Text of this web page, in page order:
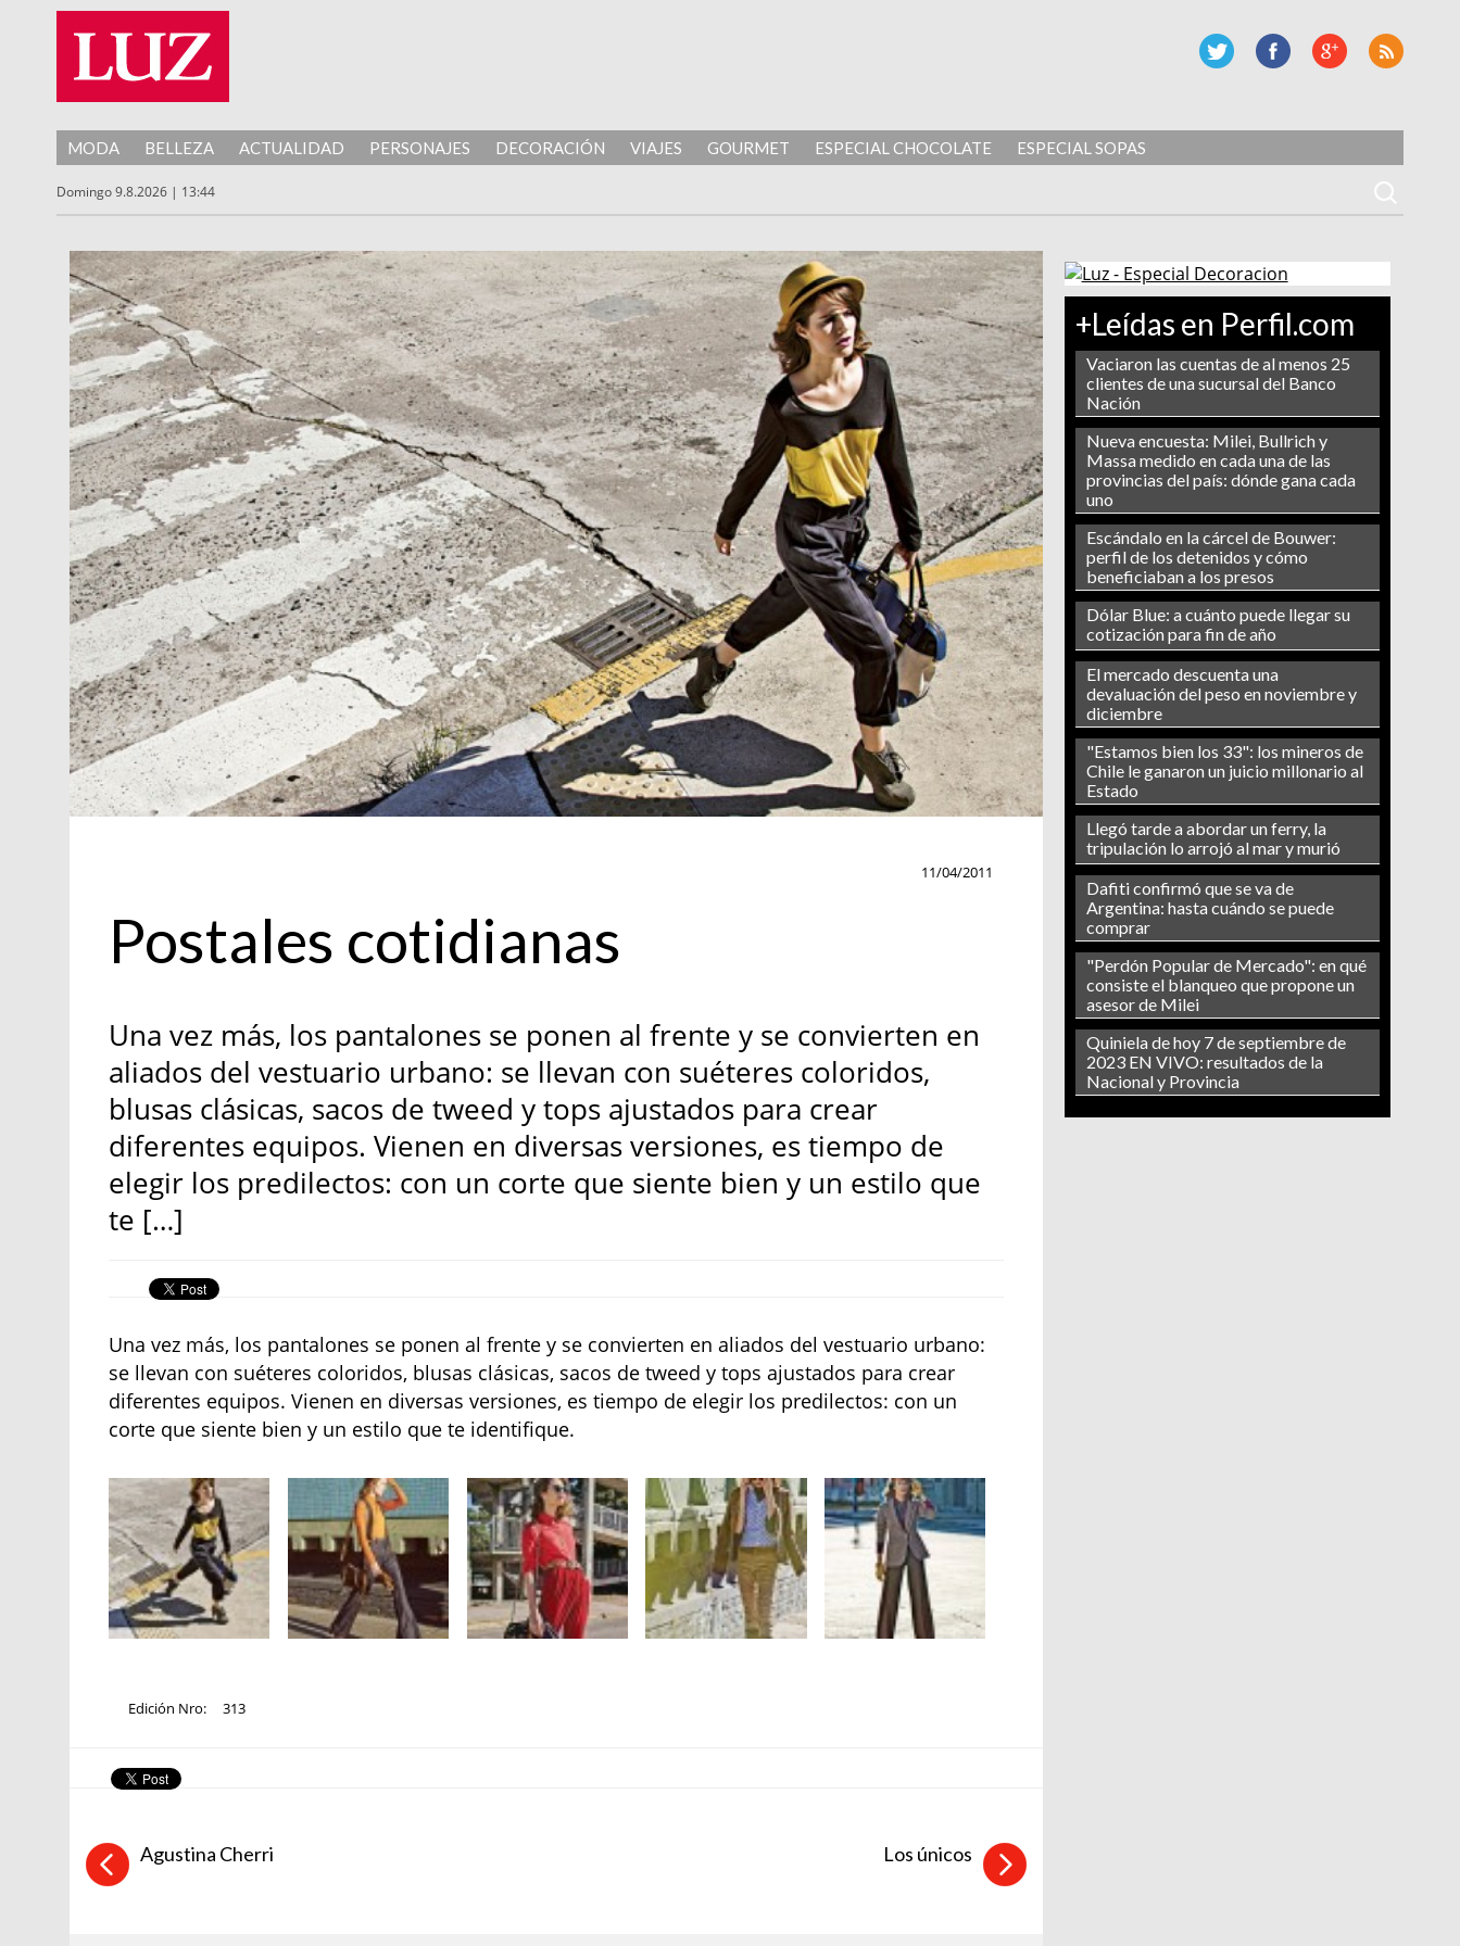
MODA BELLEZA ACTUALIDAD PERSONAJES DECORACIÓN VIAJES GOURMET ESPECIAL CHOCOLATE ESPECIAL SOPAS
Domingo 9.8.2026 | 13:44
+Leídas en Perfil.com
Vaciaron las cuentas de al menos 25
clientes de una sucursal del Banco
Nación
Nueva encuesta: Milei, Bullrich y
Massa medido en cada una de las
provincias del país: dónde gana cada
uno
Escándalo en la cárcel de Bouwer:
perfil de los detenidos y cómo
beneficiaban a los presos
Dólar Blue: a cuánto puede llegar su
cotización para fin de año
El mercado descuenta una
devaluación del peso en noviembre y
diciembre
"Estamos bien los 33": los mineros de
Chile le ganaron un juicio millonario al
Estado
Llegó tarde a abordar un ferry, la
tripulación lo arrojó al mar y murió
Dafiti confirmó que se va de
Argentina: hasta cuándo se puede
comprar
"Perdón Popular de Mercado": en qué
consiste el blanqueo que propone un
asesor de Milei
Quiniela de hoy 7 de septiembre de
2023 EN VIVO: resultados de la
Nacional y Provincia
11/04/2011
Postales cotidianas
Una vez más, los pantalones se ponen al frente y se convierten en
aliados del vestuario urbano: se llevan con suéteres coloridos,
blusas clásicas, sacos de tweed y tops ajustados para crear
diferentes equipos. Vienen en diversas versiones, es tiempo de
elegir los predilectos: con un corte que siente bien y un estilo que
te […]
Una vez más, los pantalones se ponen al frente y se convierten en aliados del vestuario urbano:
se llevan con suéteres coloridos, blusas clásicas, sacos de tweed y tops ajustados para crear
diferentes equipos. Vienen en diversas versiones, es tiempo de elegir los predilectos: con un
corte que siente bien y un estilo que te identifique.
Edición Nro: 313
Agustina Cherri Los únicos